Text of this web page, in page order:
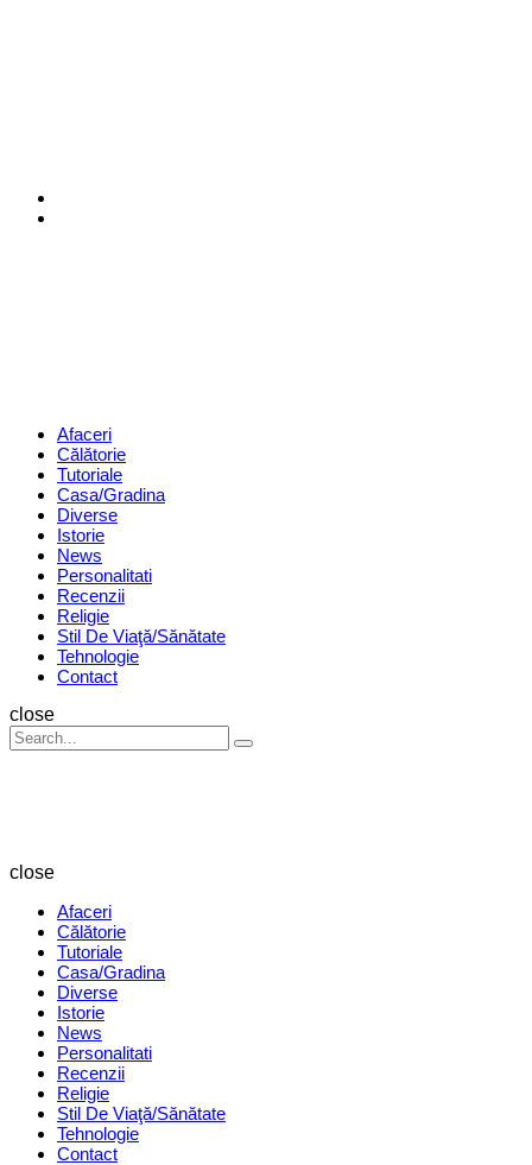
Menu Afaceri
Călătorie
Tutoriale
Casa/Gradina
Diverse
Istorie
News
Personalitati
Recenzii
Religie
Stil De Viaţă/Sănătate
Tehnologie
Contact
Search
close
Search
for:
Search
close
Afaceri
Călătorie
Tutoriale
Casa/Gradina
Diverse
Istorie
News
Personalitati
Recenzii
Religie
Stil De Viaţă/Sănătate
Tehnologie
Contact